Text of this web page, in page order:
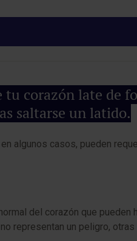
tu corazón late de
saltarse un latido.
algunos casos, pueden
del corazón que
representan un peligro,